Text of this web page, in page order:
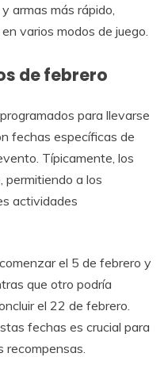
armas más rápido,
varios modos de juego.
de febrero
para llevarse
fechas específicas de
Típicamente, los
permitiendo a los
actividades
el 5 de febrero y
que otro podría
el 22 de febrero.
fechas es crucial para
recompensas.